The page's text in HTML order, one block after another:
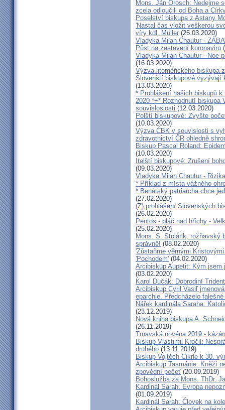
Mons. Ján Orosch: Nedejme
zcela odloučili od Boha a
Poselství biskupa z Astany
'Nastal čas vložit veškerou
víry kdl. Müller (25.03.2020)
Vladyka Milan Chautur -
Půst na zastavení koronaviru
Vladyka Milan Chautur - Noe
(16.03.2020)
Výzva litoměřického biskupa
Slovenští biskupové vyzývají
(13.03.2020)
* Prohlášení našich biskupů
2020 *+* Rozhodnutí biskupa
souvisloslosti (12.03.2020)
Polští biskupové: Zvyšte
(10.03.2020)
Výzva ČBK v souvislosti s
zdravotnictví ČR ohledně
Biskup Pascal Roland:
(10.03.2020)
Italští biskupové: Zrušení
(09.03.2020)
Vladyka Milan Chautur -
* Příklad z místa vážného
* Benátský patriarcha chce
(27.02.2020)
(Z) prohlášení Slovenských
(26.02.2020)
Pentos - pláč nad hříchy -
(25.02.2020)
Mons. S. Stolárik, rožňavský
správně! (08.02.2020)
'Zůstaňme věrnými
'Pochodem' (04.02.2020)
Arcibiskup Aupetit: Kým jsem
(03.02.2020)
Karol Dučák: Dobrodiní
Arcibiskup Cyril Vasiľ
eparchie. Předcházelo
Nářek kardinála Saraha:
(23.12.2019)
Nová kniha biskupa A.
(26.11.2019)
Trnavská novéna 2019 -
Biskup Vlastimil Kročil:
druhého (13.11.2019)
Biskup Vojtěch Cikrle k 30.
Arcibiskup Tasmánie: Kněží
zpovědní pečeť (20.09.2019)
Bohoslužba za Mons. ThDr.
Kardinál Sarah: Evropa
(01.09.2019)
Kardinál Sarah: Človek na